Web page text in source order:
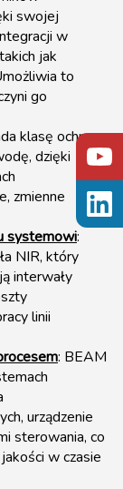
swojej
w
jak
to
go
klasę ochrony
dzięki
zmienne
systemowi:
NIR, który
interwały
linii
: BEAM
urządzenie
sterowania, co
w czasie